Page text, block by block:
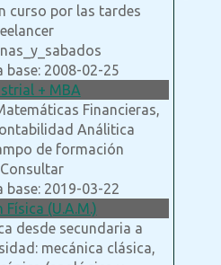
curso por las tardes
base: 2008-02-25
+ MBA
Financieras,
Análitica
de formación
base: 2019-03-22
Física (U.A.M.)
desde secundaria a
mecánica clásica,